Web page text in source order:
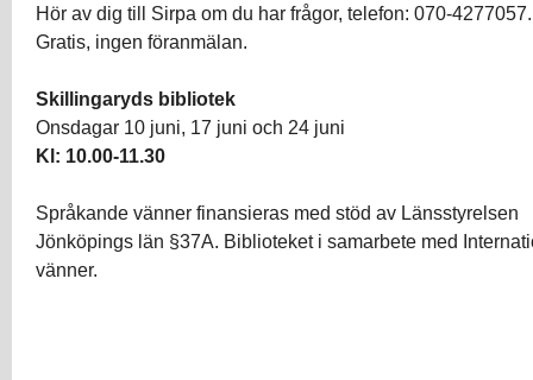
Hör av dig till Sirpa om du har frågor, telefon: 070-4277057.
Gratis, ingen föranmälan.
Skillingaryds bibliotek
Onsdagar 10 juni, 17 juni och 24 juni
Kl: 10.00-11.30
Språkande vänner finansieras med stöd av Länsstyrelsen
Jönköpings län §37A. Biblioteket i samarbete med
vänner.